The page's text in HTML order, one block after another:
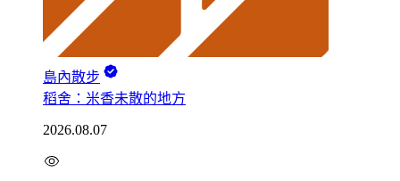
島內散步
稻舍：米香未散的地方
2026.08.07